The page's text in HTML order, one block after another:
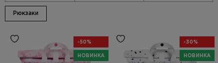
Рюкзаки
-50%
НОВИНКА
-30%
НОВИНКА